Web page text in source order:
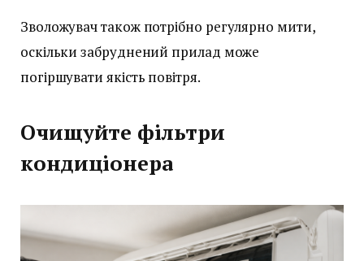
Зволожувач також потрібно регулярно мити,
оскільки забруднений прилад може
погіршувати якість повітря.
Очищуйте фільтри
кондиціонера